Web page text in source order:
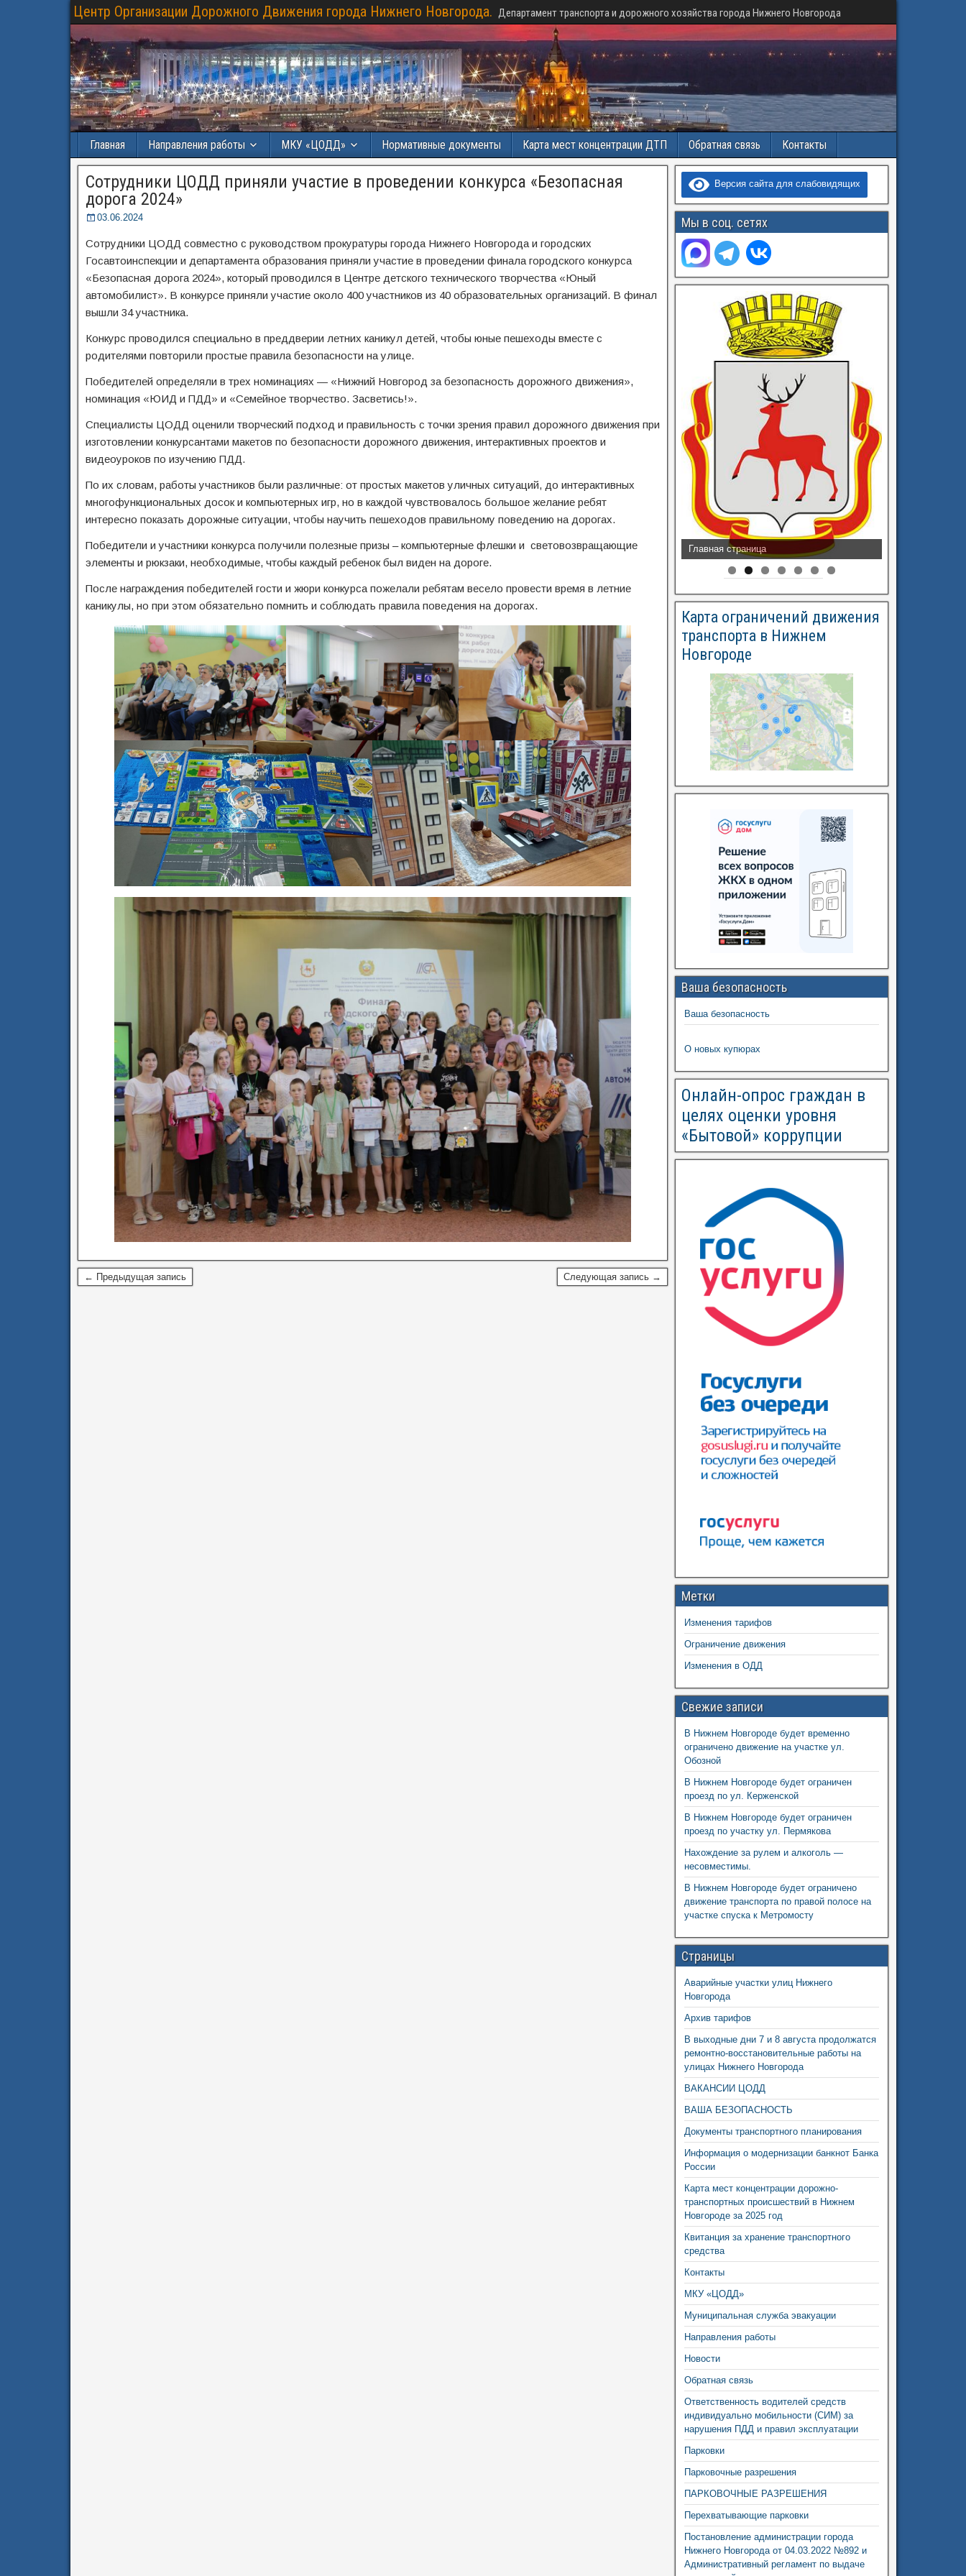
Центр Организации Дорожного Движения города Нижнего Новгорода. Департамент транспорта и дорожного хозяйства города Нижнего Новгорода
Главная Направления работы МКУ «ЦОДД» Нормативные документы Карта мест концентрации ДТП Обратная связь Контакты
Сотрудники ЦОДД приняли участие в проведении конкурса «Безопасная
дорога 2024»
03.06.2024
Сотрудники ЦОДД совместно с руководством прокуратуры города Нижнего Новгорода и городских
Госавтоинспекции и департамента образования приняли участие в проведении финала городского конкурса
«Безопасная дорога 2024», который проводился в Центре детского технического творчества «Юный
автомобилист». В конкурсе приняли участие около 400 участников из 40 образовательных организаций. В финал
вышли 34 участника.
Конкурс проводился специально в преддверии летних каникул детей, чтобы юные пешеходы вместе с
родителями повторили простые правила безопасности на улице.
Победителей определяли в трех номинациях — «Нижний Новгород за безопасность дорожного движения»,
номинация «ЮИД и ПДД» и «Семейное творчество. Засветись!».
Специалисты ЦОДД оценили творческий подход и правильность с точки зрения правил дорожного движения при
изготовлении конкурсантами макетов по безопасности дорожного движения, интерактивных проектов и
видеоуроков по изучению ПДД.
По их словам, работы участников были различные: от простых макетов уличных ситуаций, до интерактивных
многофункциональных досок и компьютерных игр, но в каждой чувствовалось большое желание ребят
интересно показать дорожные ситуации, чтобы научить пешеходов правильному поведению на дорогах.
Победители и участники конкурса получили полезные призы – компьютерные флешки и световозвращающие
элементы и рюкзаки, необходимые, чтобы каждый ребенок был виден на дороге.
После награждения победителей гости и жюри конкурса пожелали ребятам весело провести время в летние
каникулы, но при этом обязательно помнить и соблюдать правила поведения на дорогах.
← Предыдущая запись Следующая запись →
Версия сайта для слабовидящих
Мы в соц. сетях
Разрешения на перевозку
Карта ограничений движения
транспорта в Нижнем
Новгороде
Ваша безопасность
Ваша безопасность
О новых купюрах
Онлайн-опрос граждан в
целях оценки уровня
«Бытовой» коррупции
Метки
Изменения тарифов
Ограничение движения
Изменения в ОДД
Свежие записи
В Нижнем Новгороде будет временно
ограничено движение на участке ул.
Обозной
В Нижнем Новгороде будет ограничен
проезд по ул. Керженской
В Нижнем Новгороде будет ограничен
проезд по участку ул. Пермякова
Нахождение за рулем и алкоголь —
несовместимы.
В Нижнем Новгороде будет ограничено
движение транспорта по правой полосе на
участке спуска к Метромосту
Страницы
Аварийные участки улиц Нижнего
Новгорода
Архив тарифов
В выходные дни 7 и 8 августа продолжатся
ремонтно-восстановительные работы на
улицах Нижнего Новгорода
ВАКАНСИИ ЦОДД
ВАША БЕЗОПАСНОСТЬ
Документы транспортного планирования
Информация о модернизации банкнот Банка
России
Карта мест концентрации дорожно-
транспортных происшествий в Нижнем
Новгороде за 2025 год
Квитанция за хранение транспортного
средства
Контакты
МКУ «ЦОДД»
Муниципальная служба эвакуации
Направления работы
Новости
Обратная связь
Ответственность водителей средств
индивидуально мобильности (СИМ) за
нарушения ПДД и правил эксплуатации
Парковки
Парковочные разрешения
ПАРКОВОЧНЫЕ РАЗРЕШЕНИЯ
Перехватывающие парковки
Постановление администрации города
Нижнего Новгорода от 04.03.2022 №892 и
Административный регламент по выдаче